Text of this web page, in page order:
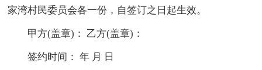
家湾村民委员会各一份，自签订之日起生效。
甲方(盖章)： 乙方(盖章)：
签约时间： 年 月 日